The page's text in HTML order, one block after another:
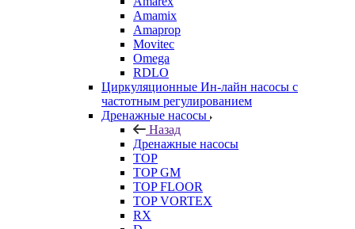
Amamix
Amaprop
Movitec
Omega
RDLO
Циркуляционные Ин-лайн насосы с
частотным регулированием
Дренажные насосы
Назад
Дренажные насосы
TOP
TOP GM
TOP FLOOR
TOP VORTEX
RX